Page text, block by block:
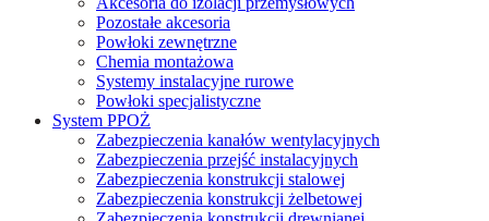
Pozostałe akcesoria
Powłoki zewnętrzne
Chemia montażowa
Systemy instalacyjne rurowe
Powłoki specjalistyczne
System PPOŻ
Zabezpieczenia kanałów wentylacyjnych
Zabezpieczenia przejść instalacyjnych
Zabezpieczenia konstrukcji stalowej
Zabezpieczenia konstrukcji żelbetowej